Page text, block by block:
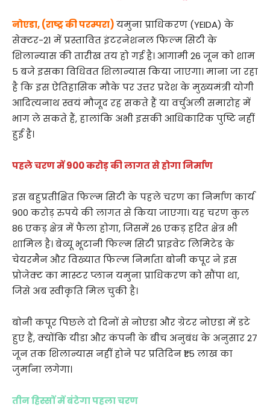
नोएडा, (राष्ट्र की परम्परा)यमुना प्राधिकरण (YEIDA) के
सेक्टर-21 में प्रस्तावित इंटरनेशनल फिल्म सिटी के
शिलान्यास की तारीख तय हो गई है। आगामी 26 जून को शाम
5 बजे इसका विधिवत शिलान्यास किया जाएगा। माना जा रहा
है कि इस ऐतिहासिक मौके पर उत्तर प्रदेश के मुख्यमंत्री योगी
आदित्यनाथ स्वयं मौजूद रह सकते हैं या वर्चुअली समारोह में
भाग ले सकते हैं, हालांकि अभी इसकी आधिकारिक पुष्टि नहीं
हुई है।
पहले चरण में 900 करोड़ की लागत से होगा निर्माण
इस बहुप्रतीक्षित फिल्म सिटी के पहले चरण का निर्माण कार्य
900 करोड़ रुपये की लागत से किया जाएगा। यह चरण कुल
86 एकड़ क्षेत्र में फैला होगा, जिसमें 26 एकड़ हरित क्षेत्र भी
शामिल है। बेव्यू भूटानी फिल्म सिटी प्राइवेट लिमिटेड के
चेयरमैन और विख्यात फिल्म निर्माता बोनी कपूर ने इस
प्रोजेक्ट का मास्टर प्लान यमुना प्राधिकरण को सौंपा था,
जिसे अब स्वीकृति मिल चुकी है।
बोनी कपूर पिछले दो दिनों से नोएडा और ग्रेटर नोएडा में डटे
हुए हैं, क्योंकि यीडा और कंपनी के बीच अनुबंध के अनुसार 27
जून तक शिलान्यास नहीं होने पर प्रतिदिन ₹1.5 लाख का
जुर्माना लगेगा।
तीन हिस्सों में बंटेगा पहला चरण